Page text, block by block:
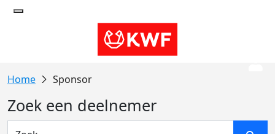
Sponsor
Zoek een deelnemer